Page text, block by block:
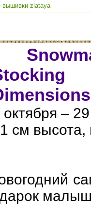
вышивки zlataya
октября –
см высота,